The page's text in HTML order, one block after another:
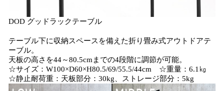
DOD グッドラックテーブル
テーブル下に収納スペースを備えた折り畳み式アウトドアテ
ーブル。
天板の高さを44～80.5cmまでの4段階に調節が可能。
☆サイズ：W100×D60×H80.5/69/55.5/44cm ☆重量：6.1㎏
☆静止耐荷重：天板部分：30kg、ストレージ部分：5kg